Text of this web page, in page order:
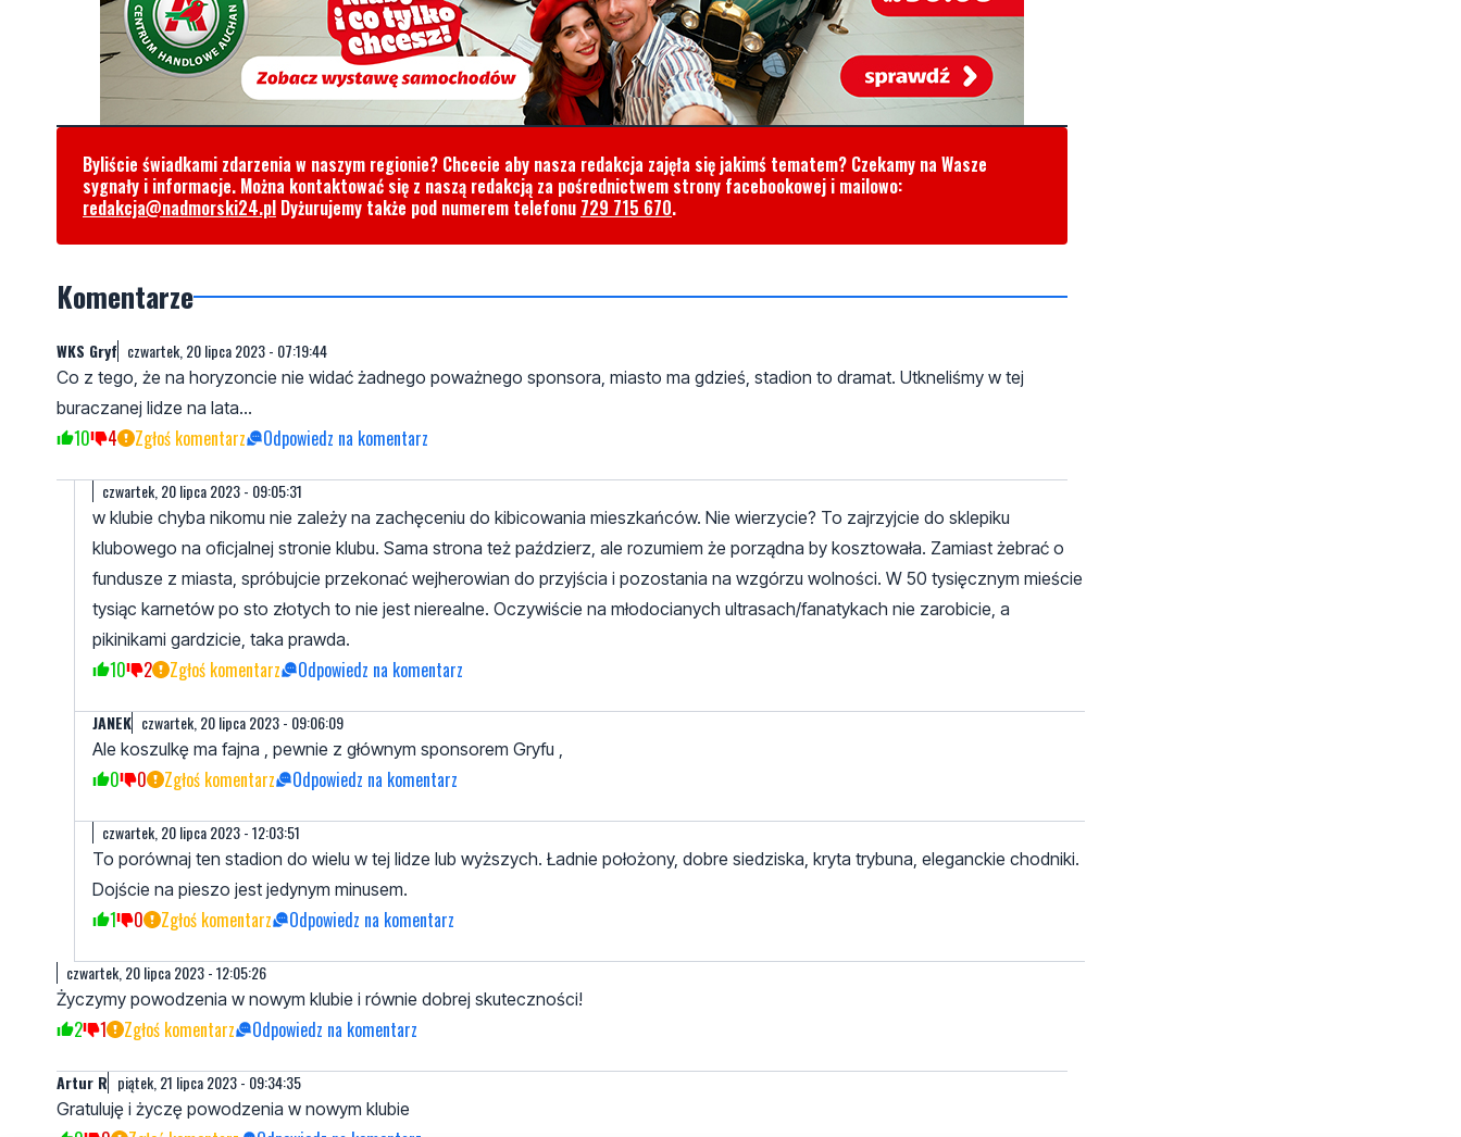
Byliście świadkami zdarzenia w naszym regionie? Chcecie aby nasza redakcja zajęła się jakimś tematem? Czekamy na Wasze
sygnały i informacje. Można kontaktować się z naszą redakcją za pośrednictwem strony facebookowej i mailowo:
redakcja@nadmorski24.pl Dyżurujemy także pod numerem telefonu 729 715 670.
Komentarze
WKS Gryf czwartek, 20 lipca 2023 - 07:19:44
Co z tego, że na horyzoncie nie widać żadnego poważnego sponsora, miasto ma gdzieś, stadion to dramat. Utkneliśmy w tej
buraczanej lidze na lata...
10 4 Zgłoś komentarz Odpowiedz na komentarz
czwartek, 20 lipca 2023 - 09:05:31
w klubie chyba nikomu nie zależy na zachęceniu do kibicowania mieszkańców. Nie wierzycie? To zajrzyjcie do sklepiku
klubowego na oficjalnej stronie klubu. Sama strona też paździerz, ale rozumiem że porządna by kosztowała. Zamiast żebrać o
fundusze z miasta, spróbujcie przekonać wejherowian do przyjścia i pozostania na wzgórzu wolności. W 50 tysięcznym mieście
tysiąc karnetów po sto złotych to nie jest nierealne. Oczywiście na młodocianych ultrasach/fanatykach nie zarobicie, a
pikinikami gardzicie, taka prawda.
10 2 Zgłoś komentarz Odpowiedz na komentarz
JANEK czwartek, 20 lipca 2023 - 09:06:09
Ale koszulkę ma fajna , pewnie z głównym sponsorem Gryfu ,
0 0 Zgłoś komentarz Odpowiedz na komentarz
czwartek, 20 lipca 2023 - 12:03:51
To porównaj ten stadion do wielu w tej lidze lub wyższych. Ładnie położony, dobre siedziska, kryta trybuna, eleganckie chodniki.
Dojście na pieszo jest jedynym minusem.
1 0 Zgłoś komentarz Odpowiedz na komentarz
czwartek, 20 lipca 2023 - 12:05:26
Życzymy powodzenia w nowym klubie i równie dobrej skuteczności!
2 1 Zgłoś komentarz Odpowiedz na komentarz
Artur R piątek, 21 lipca 2023 - 09:34:35
Gratuluję i życzę powodzenia w nowym klubie